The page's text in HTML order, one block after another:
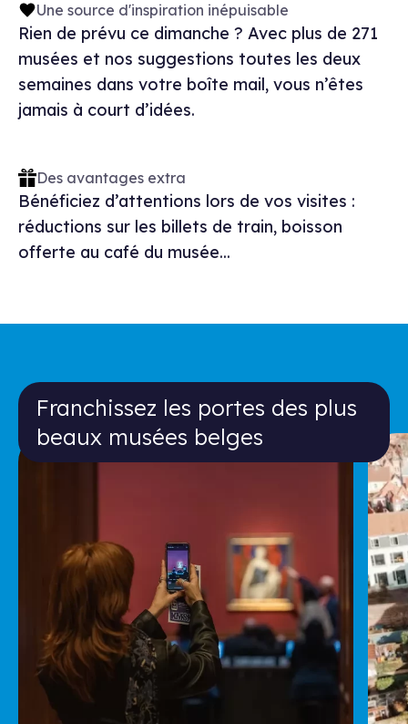
Une source d'inspiration inépuisable
Rien de prévu ce dimanche ? Avec plus de 271
musées et nos suggestions toutes les deux
semaines dans votre boîte mail, vous n’êtes
jamais à court d’idées.
Des avantages extra
Bénéficiez d’attentions lors de vos visites :
réductions sur les billets de train, boisson
offerte au café du musée...
Franchissez les portes des plus
Franchissez les portes des plus
beaux musées belges